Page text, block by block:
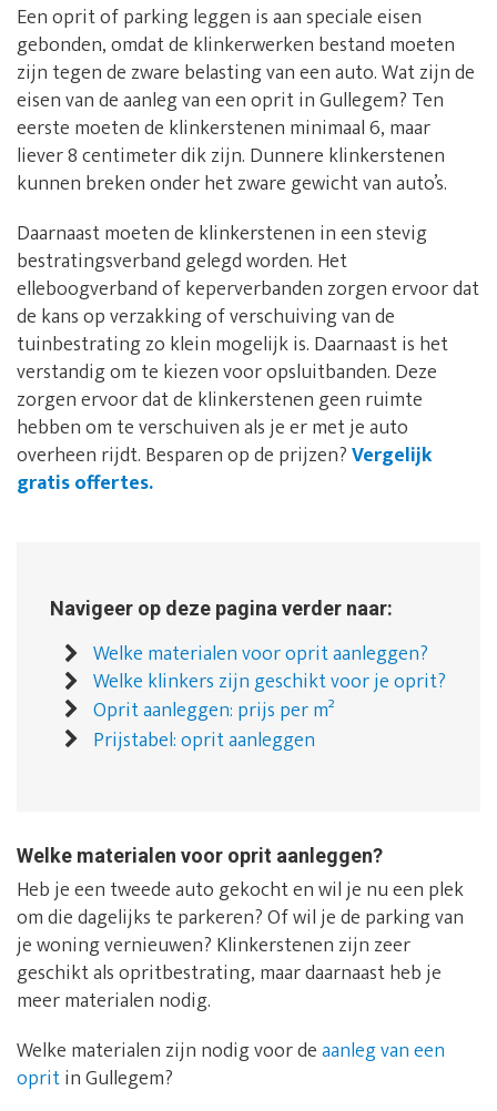
Een oprit of parking leggen is aan speciale eisen
gebonden, omdat de klinkerwerken bestand moeten
zijn tegen de zware belasting van een auto. Wat zijn de
eisen van de aanleg van een oprit in Gullegem? Ten
eerste moeten de klinkerstenen minimaal 6, maar
liever 8 centimeter dik zijn. Dunnere klinkerstenen
kunnen breken onder het zware gewicht van auto’s.
Daarnaast moeten de klinkerstenen in een stevig
bestratingsverband gelegd worden. Het
elleboogverband of keperverbanden zorgen ervoor dat
de kans op verzakking of verschuiving van de
tuinbestrating zo klein mogelijk is. Daarnaast is het
verstandig om te kiezen voor opsluitbanden. Deze
zorgen ervoor dat de klinkerstenen geen ruimte
hebben om te verschuiven als je er met je auto
overheen rijdt. Besparen op de prijzen?Vergelijk
gratis offertes.
Navigeer op deze pagina verder naar:
Welke materialen voor oprit aanleggen?
Welke klinkers zijn geschikt voor je oprit?
Oprit aanleggen: prijs per m²
Prijstabel: oprit aanleggen
Welke materialen voor oprit aanleggen?
Heb je een tweede auto gekocht en wil je nu een plek
om die dagelijks te parkeren? Of wil je de parking van
je woning vernieuwen? Klinkerstenen zijn zeer
geschikt als opritbestrating, maar daarnaast heb je
meer materialen nodig.
Welke materialen zijn nodig voor deaanleg van een
opritin Gullegem?